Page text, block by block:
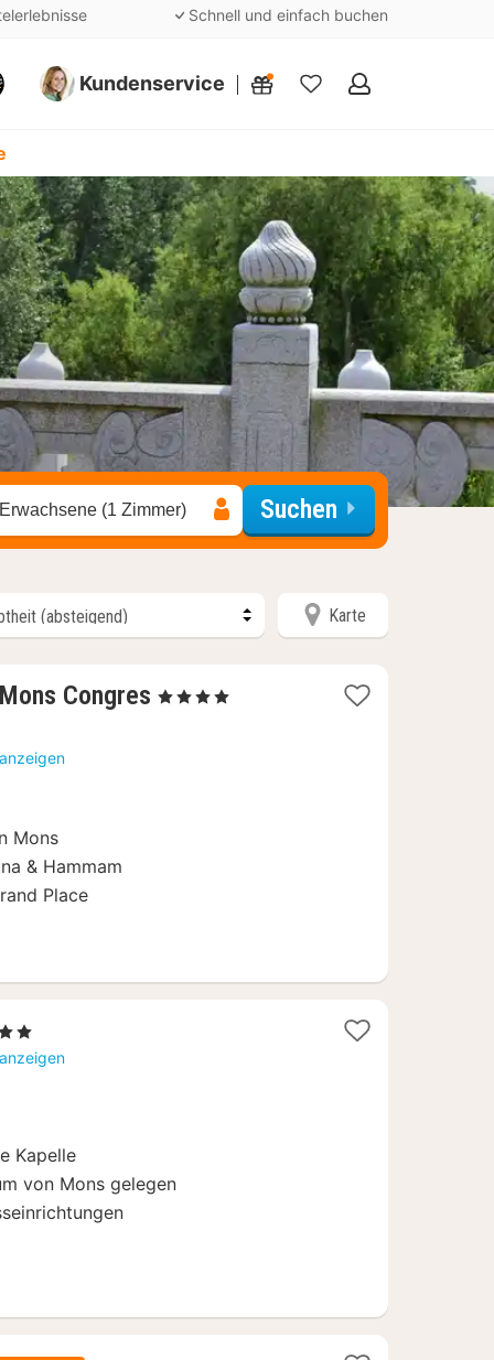
Schnell und einfach buchen
Kundenservice
Meine
(1 Zimmer) Suchen
Karte
Congres 1
, 4 Sterne
Mons
& Hammam
Place
Kapelle
von Mons gelegen